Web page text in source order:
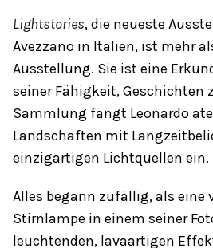
Lightstories, die neueste
Avezzano in Italien, ist mehr
Ausstellung. Sie ist eine
seiner Fähigkeit, Geschichten
Sammlung fängt Leonardo
Landschaften mit
einzigartigen Lichtquellen ein.
Alles begann zufällig, als eine
Stirnlampe in einem seiner
leuchtenden, lavaartigen